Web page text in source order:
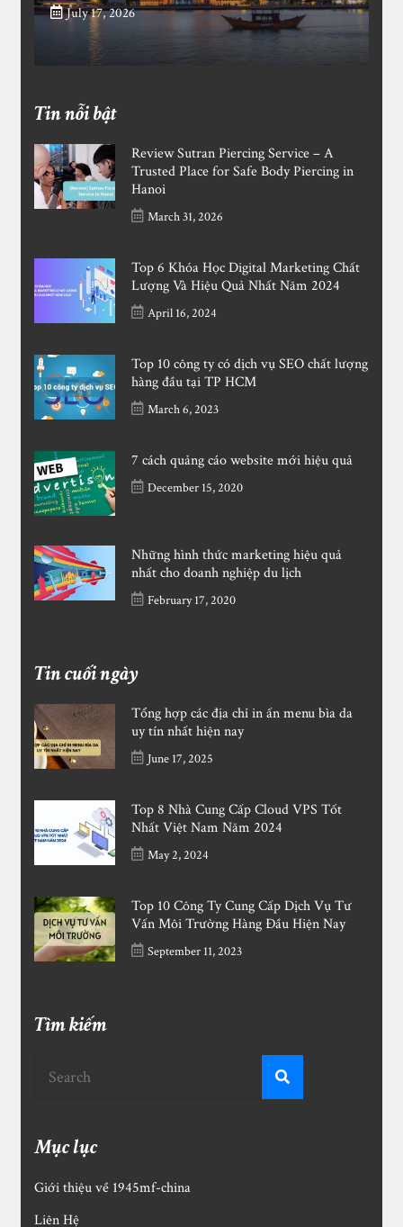
July 17, 2026
Tin nỗi bật
Review Sutran Piercing Service – A
Trusted Place for Safe Body Piercing in
Hanoi
March 31, 2026
Top 6 Khóa Học Digital Marketing Chất
Lượng Và Hiệu Quả Nhất Năm 2024
April 16, 2024
Top 10 công ty có dịch vụ SEO chất lượng
hàng đầu tại TP HCM
March 6, 2023
7 cách quảng cáo website mới hiệu quả
December 15, 2020
Những hình thức marketing hiệu quả
nhất cho doanh nghiệp du lịch
February 17, 2020
Tin cuối ngày
Tổng hợp các địa chỉ in ấn menu bìa da
uy tín nhất hiện nay
June 17, 2025
Top 8 Nhà Cung Cấp Cloud VPS Tốt
Nhất Việt Nam Năm 2024
May 2, 2024
Top 10 Công Ty Cung Cấp Dịch Vụ Tư
Vấn Môi Trường Hàng Đầu Hiện Nay
September 11, 2023
Tìm kiếm
Mục lục
Giới thiệu về 1945mf-china
Liên Hệ